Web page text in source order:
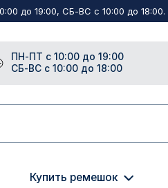
до 19:00, СБ-ВС с 10:00 до 18:00.
ПН-ПТ с 10:00 до 19:00
СБ-ВС с 10:00 до 18:00
Купить ремешок